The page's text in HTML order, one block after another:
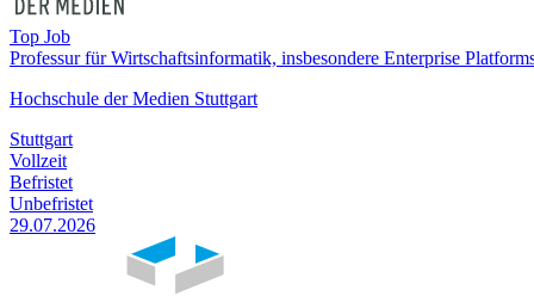
Top Job
Professur für Wirtschaftsinformatik, insbesondere Enterprise
Hochschule der Medien Stuttgart
Stuttgart
Vollzeit
Befristet
Unbefristet
29.07.2026